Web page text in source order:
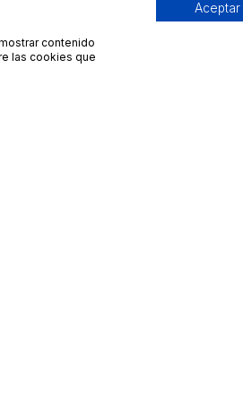
contenido
las cookies que